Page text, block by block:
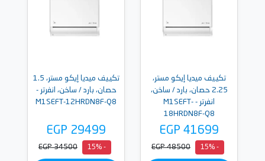
تكييف ميديا إيكو مستر،
2.25 حصان، بارد / ساخن،
انفرتر - M1SEFT-
18HRDN8F-Q8
EGP 41699
- 15%
EGP 48500
تكييف ميديا إيكو مستر، 1.5
حصان، بارد / ساخن، انفرتر -
M1SEFT-12HRDN8F-Q8
EGP 29499
- 15%
EGP 34500